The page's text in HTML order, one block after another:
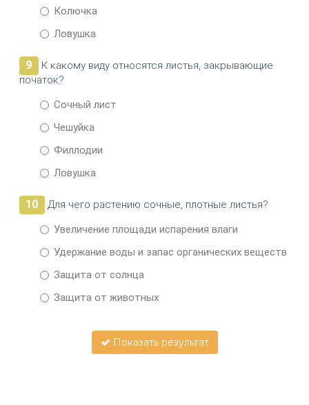
Колючка
Ловушка
9
К какому виду относятся листья, закрывающие
початок?
Сочный лист
Чешуйка
Филлодии
Ловушка
10
Для чего растению сочные, плотные листья?
Увеличение площади испарения влаги
Удержание воды и запас органических веществ
Защита от солнца
Защита от животных
Показать результат